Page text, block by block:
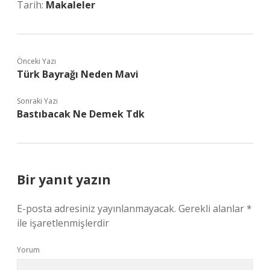
Tarih: Makaleler
Önceki Yazı
Türk Bayrağı Neden Mavi
Sonraki Yazı
Bastıbacak Ne Demek Tdk
Bir yanıt yazın
E-posta adresiniz yayınlanmayacak. Gerekli alanlar*
ile işaretlenmişlerdir
Yorum